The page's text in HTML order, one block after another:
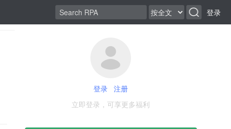
登录
登录
注册
立即登录，可享更多福利